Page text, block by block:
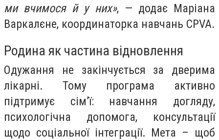
ми вчимося й у них», — додає Маріана
Варкалєне, координаторка навчань CPVA.
Родина як частина відновлення
Одужання не закінчується за дверима
лікарні. Тому програма активно
підтримує сім’ї: навчання догляду,
психологічна допомога, консультації
щодо соціальної інтеграції. Мета – щоб